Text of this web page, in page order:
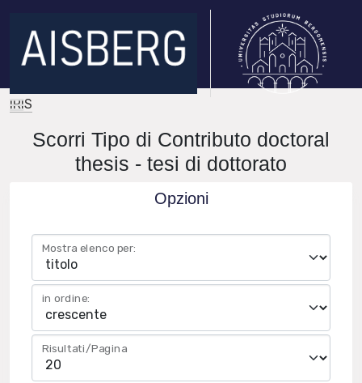
IRIS
Scorri Tipo di Contributo doctoral
thesis - tesi di dottorato
Opzioni
Mostra elenco per:
in ordine:
Risultati/Pagina